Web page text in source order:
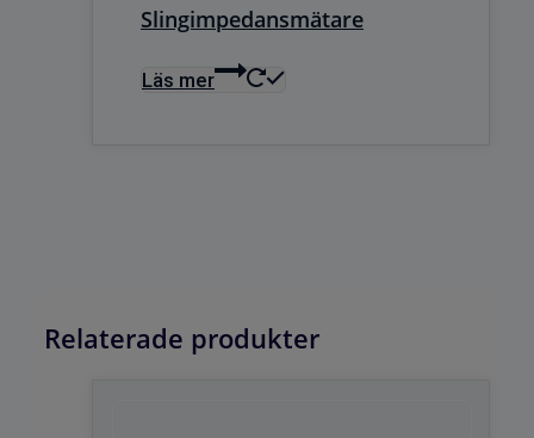
Slingimpedansmätare
Läs mer
Relaterade produkter